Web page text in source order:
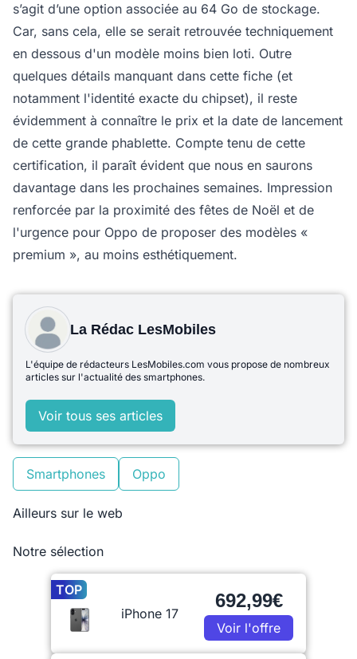
s’agit d’une option associée au 64 Go de stockage.
Car, sans cela, elle se serait retrouvée techniquement
en dessous d'un modèle moins bien loti. Outre
quelques détails manquant dans cette fiche (et
notamment l'identité exacte du chipset), il reste
évidemment à connaître le prix et la date de lancement
de cette grande phablette. Compte tenu de cette
certification, il paraît évident que nous en saurons
davantage dans les prochaines semaines. Impression
renforcée par la proximité des fêtes de Noël et de
l'urgence pour Oppo de proposer des modèles «
premium », au moins esthétiquement.
La Rédac LesMobiles
L'équipe de rédacteurs LesMobiles.com vous propose de nombreux
articles sur l'actualité des smartphones.
Voir tous ses articles
Smartphones Oppo
Ailleurs sur le web
Notre sélection
TOP
iPhone 17
692,99€
Voir l'offre